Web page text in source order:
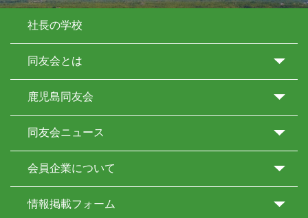
社長の学校
同友会とは
鹿児島同友会
同友会ニュース
会員企業について
情報掲載フォーム